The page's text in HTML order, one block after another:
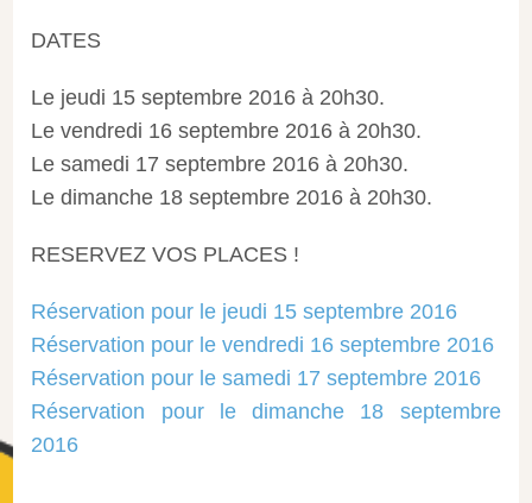
DATES
Le jeudi 15 septembre 2016 à 20h30.
Le vendredi 16 septembre 2016 à 20h30.
Le samedi 17 septembre 2016 à 20h30.
Le dimanche 18 septembre 2016 à 20h30.
RESERVEZ VOS PLACES !
Réservation pour le jeudi 15 septembre 2016
Réservation pour le vendredi 16 septembre 2016
Réservation pour le samedi 17 septembre 2016
Réservation pour le dimanche 18 septembre
2016